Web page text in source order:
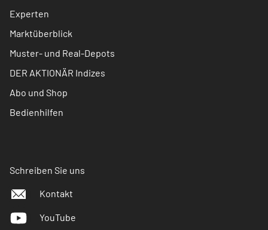
Experten
Marktüberblick
Muster- und Real-Depots
DER AKTIONÄR Indizes
Abo und Shop
Bedienhilfen
Schreiben Sie uns
Kontakt
YouTube